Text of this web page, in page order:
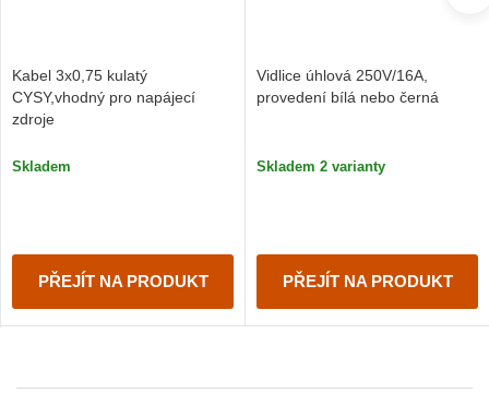
Kabel 3x0,75 kulatý
CYSY,vhodný pro napájecí
zdroje
Skladem
PŘEJÍT NA PRODUKT
Vidlice úhlová 250V/16A,
provedení bílá nebo černá
Skladem 2 varianty
PŘEJÍT NA PRODUKT